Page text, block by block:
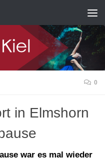
0
in Elmshorn
war es mal wieder